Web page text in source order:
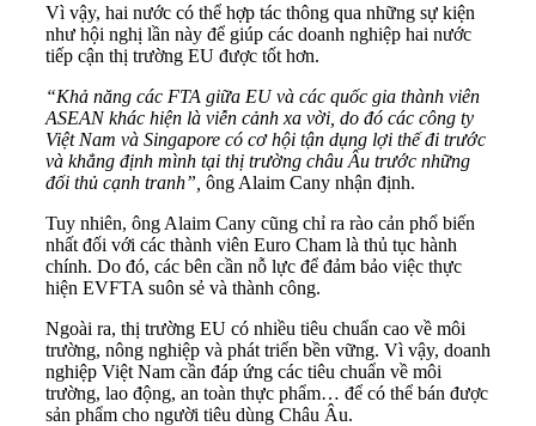
Vì vậy, hai nước có thể hợp tác thông qua những sự kiện
như hội nghị lần này để giúp các doanh nghiệp hai nước
tiếp cận thị trường EU được tốt hơn.
“Khả năng các FTA giữa EU và các quốc gia thành viên
ASEAN khác hiện là viễn cảnh xa vời, do đó các công ty
Việt Nam và Singapore có cơ hội tận dụng lợi thế đi trước
và khẳng định mình tại thị trường châu Âu trước những
đối thủ cạnh tranh”, ông Alaim Cany nhận định.
Tuy nhiên, ông Alaim Cany cũng chỉ ra rào cản phổ biến
nhất đối với các thành viên Euro Cham là thủ tục hành
chính. Do đó, các bên cần nỗ lực để đảm bảo việc thực
hiện EVFTA suôn sẻ và thành công.
Ngoài ra, thị trường EU có nhiều tiêu chuẩn cao về môi
trường, nông nghiệp và phát triển bền vững. Vì vậy, doanh
nghiệp Việt Nam cần đáp ứng các tiêu chuẩn về môi
trường, lao động, an toàn thực phẩm… để có thể bán được
sản phẩm cho người tiêu dùng Châu Âu.